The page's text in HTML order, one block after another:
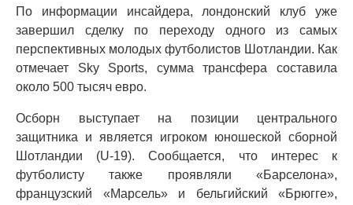
По информации инсайдера, лондонский клуб уже
завершил сделку по переходу одного из самых
перспективных молодых футболистов Шотландии. Как
отмечает Sky Sports, сумма трансфера составила
около 500 тысяч евро.
Осборн выступает на позиции центрального
защитника и является игроком юношеской сборной
Шотландии (U-19). Сообщается, что интерес к
футболисту также проявляли «Барселона»,
французский «Марсель» и бельгийский «Брюгге»,